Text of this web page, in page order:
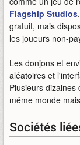
Flagship Studios
gratuit, mais
les joueurs non-
Les donjons et
aléatoires et
Plusieurs
même monde
Sociétés